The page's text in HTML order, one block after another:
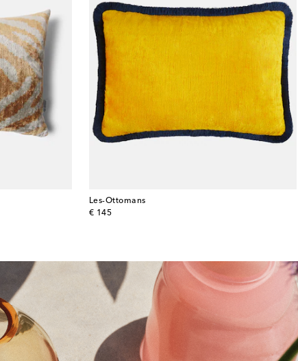
Les-Ottomans
€ 145
original price